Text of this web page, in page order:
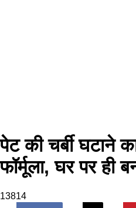
पेट की चर्बी घटाने
फॉर्मूला, घर पर ही
13814